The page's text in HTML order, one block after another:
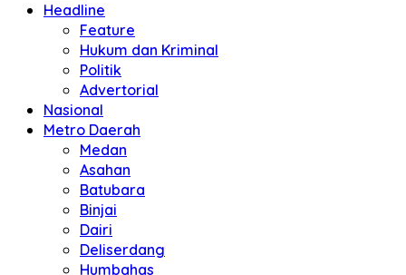
Headline
Feature
Hukum dan Kriminal
Politik
Advertorial
Nasional
Metro Daerah
Medan
Asahan
Batubara
Binjai
Dairi
Deliserdang
Humbahas